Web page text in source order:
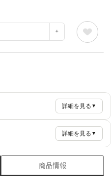
詳細を見る ▼
詳細を見る ▼
商品情報